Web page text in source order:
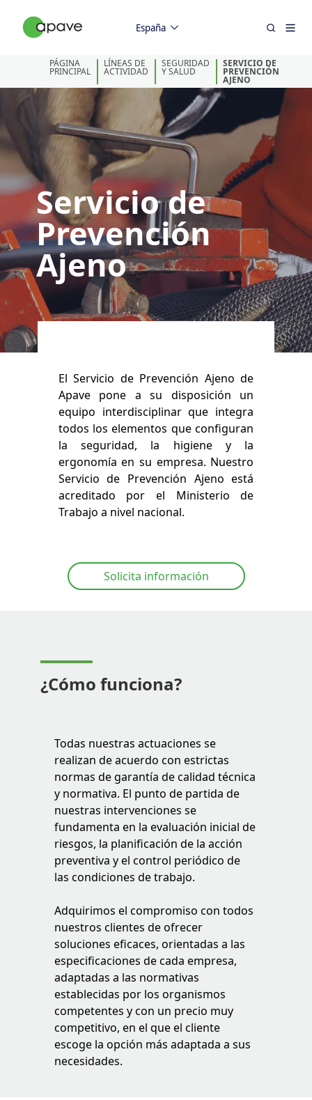
España
PÁGINA
PRINCIPAL
LÍNEAS DE
ACTIVIDAD
SEGURIDAD
Y SALUD
SERVICIO DE
PREVENCIÓN
AJENO
Servicio de
Prevención
Ajeno
El Servicio de Prevención Ajeno de
Apave pone a su disposición un
equipo interdisciplinar que integra
todos los elementos que configuran
la seguridad, la higiene y la
ergonomía en su empresa. Nuestro
Servicio de Prevención Ajeno está
acreditado por el Ministerio de
Trabajo a nivel nacional.
Solicita información
¿Cómofunciona?
Todas nuestras actuaciones se
realizan de acuerdo con estrictas
normas de garantía de calidad técnica
y normativa. El punto de partida de
nuestras intervenciones se
fundamenta en la evaluación inicial de
riesgos, la planificación de la acción
preventiva y el control periódico de
las condiciones de trabajo.
Adquirimos el compromiso con todos
nuestros clientes de ofrecer
soluciones eficaces, orientadas a las
especificaciones de cada empresa,
adaptadas a las normativas
establecidas por los organismos
competentes y con un precio muy
competitivo, en el que el cliente
escoge la opción más adaptada a sus
necesidades.